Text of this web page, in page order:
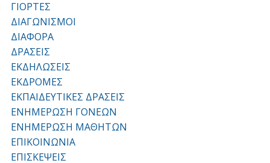
ΓΙΟΡΤΕΣ
ΔΙΑΓΩΝΙΣΜΟΙ
ΔΙΑΦΟΡΑ
ΔΡΑΣΕΙΣ
ΕΚΔΗΛΩΣΕΙΣ
ΕΚΔΡΟΜΕΣ
ΕΚΠΑΙΔΕΥΤΙΚΕΣ ΔΡΑΣΕΙΣ
ΕΝΗΜΕΡΩΣΗ ΓΟΝΕΩΝ
ΕΝΗΜΕΡΩΣΗ ΜΑΘΗΤΩΝ
ΕΠΙΚΟΙΝΩΝΙΑ
ΕΠΙΣΚΕΨΕΙΣ